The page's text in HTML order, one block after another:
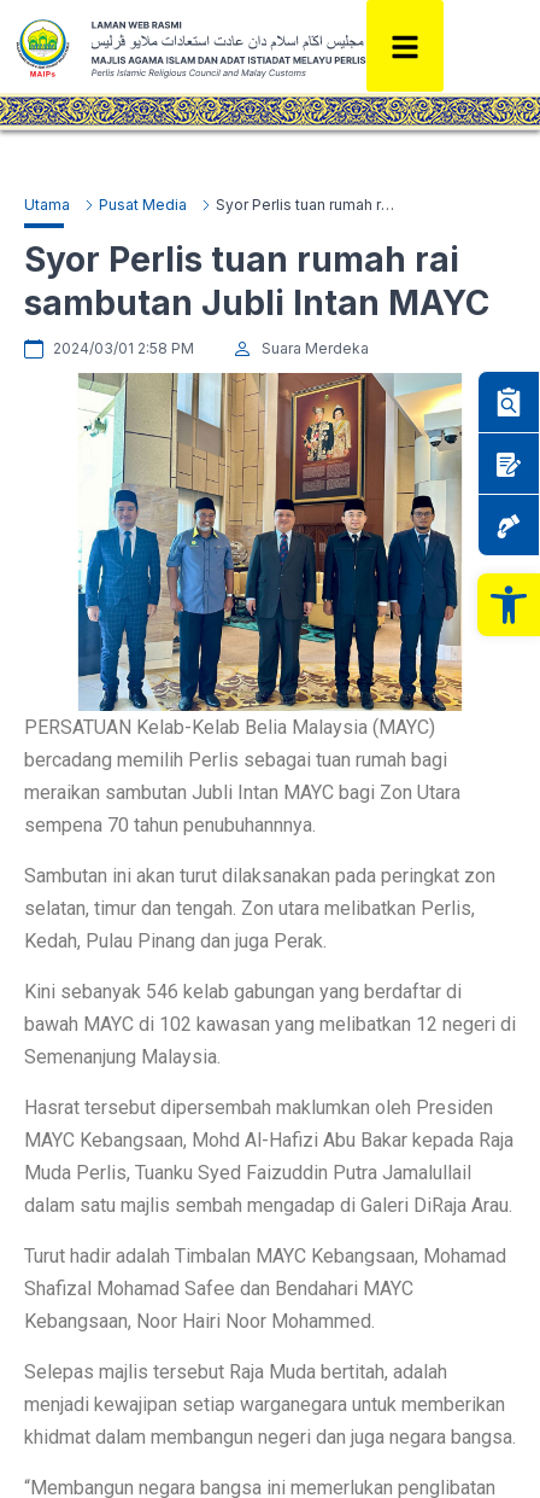
Utama Pusat Media Syor Perlis tuan rumah rai sambutan Jubli Intan MAYC
Syor Perlis tuan rumah rai
sambutan Jubli Intan MAYC
2024/03/01 2:58 PM Suara Merdeka
PERSATUAN Kelab-Kelab Belia Malaysia (MAYC)
bercadang memilih Perlis sebagai tuan rumah bagi
meraikan sambutan Jubli Intan MAYC bagi Zon Utara
sempena 70 tahun penubuhannnya.
Sambutan ini akan turut dilaksanakan pada peringkat zon
selatan, timur dan tengah. Zon utara melibatkan Perlis,
Kedah, Pulau Pinang dan juga Perak.
Kini sebanyak 546 kelab gabungan yang berdaftar di
bawah MAYC di 102 kawasan yang melibatkan 12 negeri di
Semenanjung Malaysia.
Hasrat tersebut dipersembah maklumkan oleh Presiden
MAYC Kebangsaan, Mohd Al-Hafizi Abu Bakar kepada Raja
Muda Perlis, Tuanku Syed Faizuddin Putra Jamalullail
dalam satu majlis sembah mengadap di Galeri DiRaja Arau.
Turut hadir adalah Timbalan MAYC Kebangsaan, Mohamad
Shafizal Mohamad Safee dan Bendahari MAYC
Kebangsaan, Noor Hairi Noor Mohammed.
Selepas majlis tersebut Raja Muda bertitah, adalah
menjadi kewajipan setiap warganegara untuk memberikan
khidmat dalam membangun negeri dan juga negara bangsa.
“Membangun negara bangsa ini memerlukan penglibatan